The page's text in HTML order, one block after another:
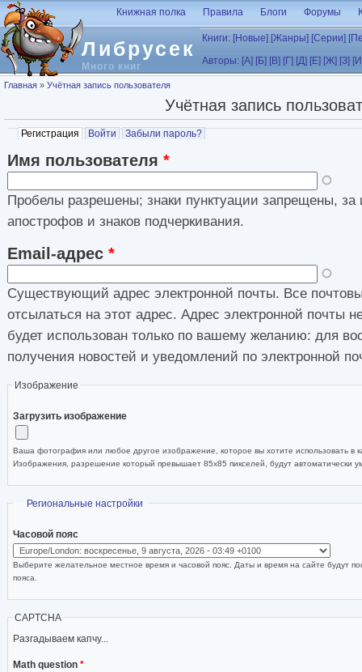
Перейти к основному содержанию
Либрусек
Много книг
Книжная полка Правила Блоги Форумы
Книги: [Новые] [Жанры] [Серии]
Авторы: [А] [Б] [В] [Г] [Д] [Е] [Ж] [З]
Вы здесь
Главная » Учётная запись пользователя
Учётная запись
Главные вкладки
Регистрация (активная вкладка)
Войти Забыли пароль?
Имя пользователя *
Пробелы разрешены; знаки пунктуации запрещены, за
апострофов и знаков подчеркивания.
Email-адрес *
Существующий адрес электронной почты. Все
отсылаться на этот адрес. Адрес электронной почты
будет использован только по вашему желанию: для
получения новостей и уведомлений по электронной
Изображение
Загрузить изображение
Ваша фотография или любое другое изображение, которое вы хотите использовать в
Изображения, разрешение который превышает 85x85 пикселей, будут автоматически
Скрыть
Региональные настройки
Часовой пояс
Выберите желательное местное время и часовой пояс. Даты и время на сайте будут
пояса.
CAPTCHA
Разгадываем капчу...
Math question *